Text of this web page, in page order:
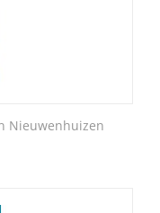
Nieuwenhuizen